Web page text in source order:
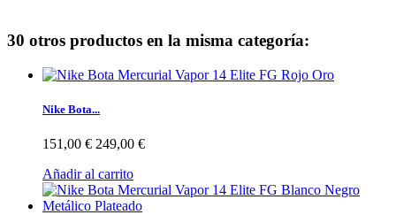
30 otros productos en la misma categoría:
Nike Bota...
151,00 € 249,00 €
Añadir al carrito